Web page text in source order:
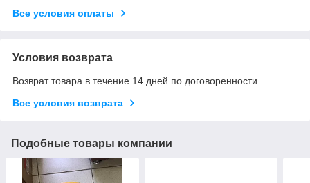
Все условия оплаты
Условия возврата
Возврат товара в течение 14 дней по договоренности
Все условия возврата
Подобные товары компании